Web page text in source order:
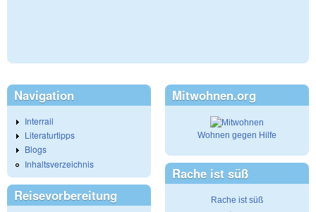
Navigation
Interrail
Literaturtipps
Blogs
Inhaltsverzeichnis
Reisevorbereitung
Mitwohnen.org
Wohnen gegen Hilfe
Rache ist süß
Rache ist süß